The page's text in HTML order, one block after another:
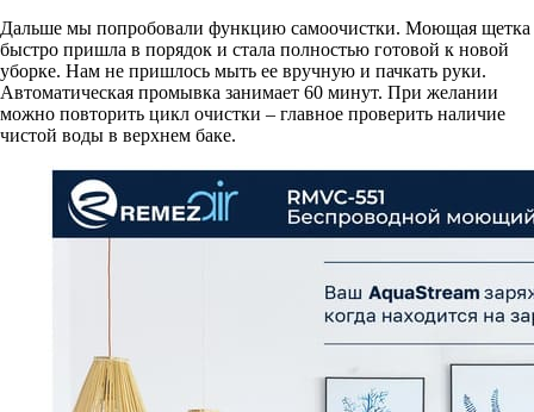
Дальше мы попробовали функцию самоочистки. Моющая щетка
быстро пришла в порядок и стала полностью готовой к новой
уборке. Нам не пришлось мыть ее вручную и пачкать руки.
Автоматическая промывка занимает 60 минут. При желании
можно повторить цикл очистки – главное проверить наличие
чистой воды в верхнем баке.